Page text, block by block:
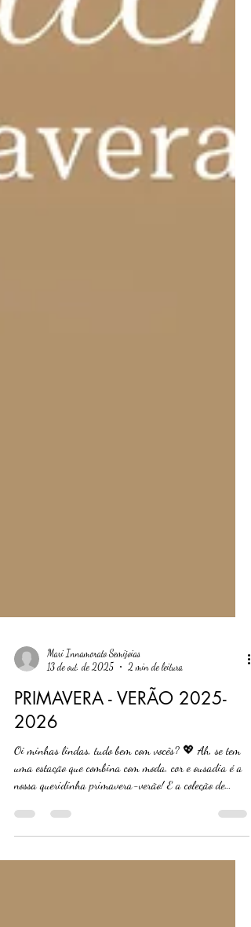
Mari Innamorato Semijoias
13 de out. de 2025
PRIMAVERA - VERÃO 2025-
2026
uma estação que combina com moda, cor e ousadia é a
nossa queridinha primavera-verão! E a coleção de